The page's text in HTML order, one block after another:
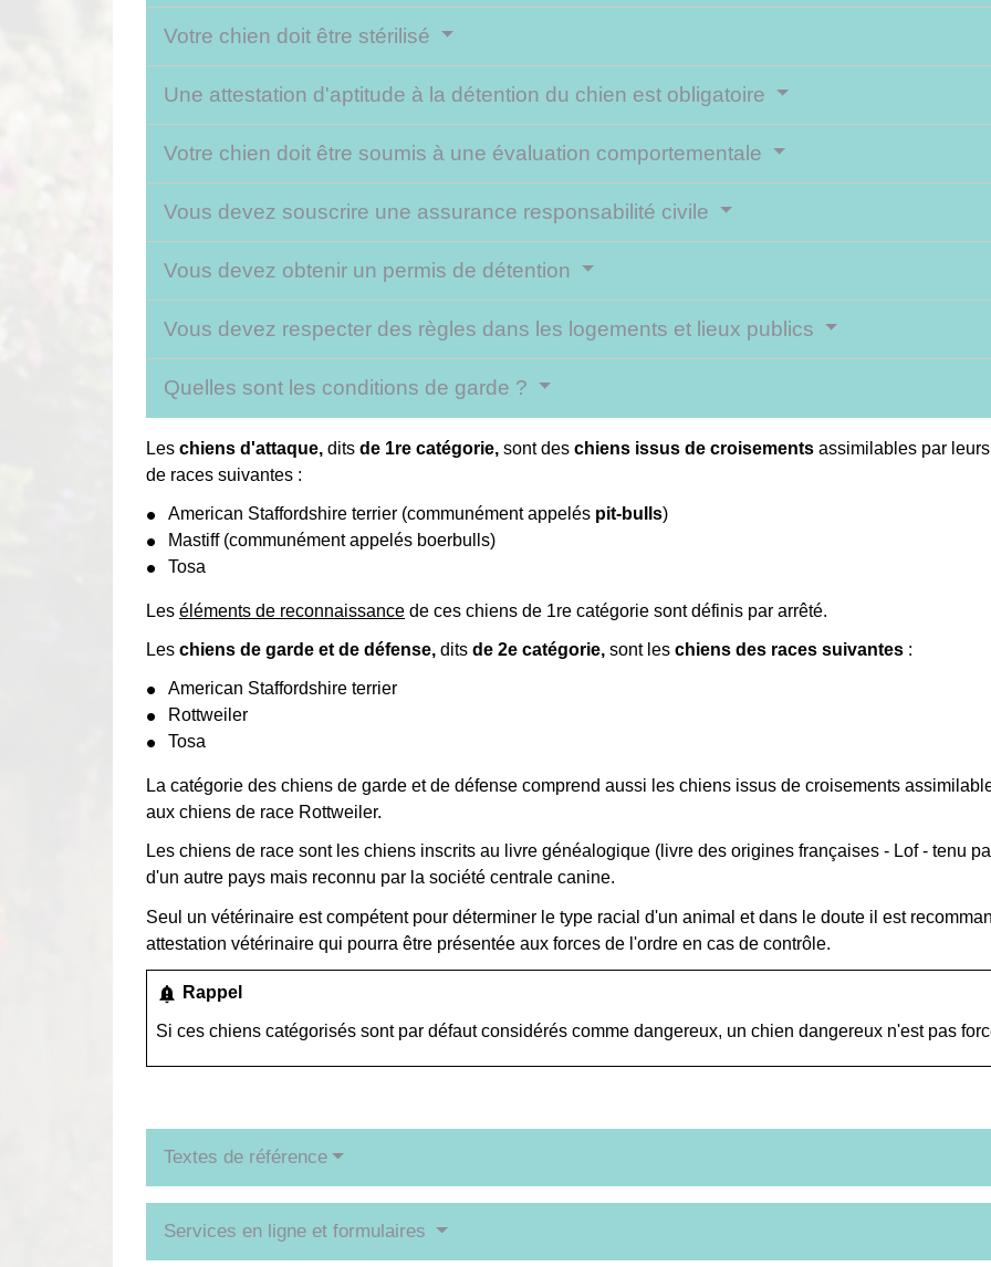
Votre chien doit être stérilisé
Une attestation d'aptitude à la détention du chien est obligatoire
Votre chien doit être soumis à une évaluation comportementale
Vous devez souscrire une assurance responsabilité civile
Vous devez obtenir un permis de détention
Vous devez respecter des règles dans les logements et lieux publics
Quelles sont les conditions de garde ?
Les chiens d'attaque, dits de 1re catégorie, sont des chiens issus de croisements assimilables par
de races suivantes :
American Staffordshire terrier (communément appelés pit-bulls)
Mastiff (communément appelés boerbulls)
Tosa
Les éléments de reconnaissance de ces chiens de 1re catégorie sont définis par arrêté.
Les chiens de garde et de défense, dits de 2e catégorie, sont les chiens des races suivantes :
American Staffordshire terrier
Rottweiler
Tosa
La catégorie des chiens de garde et de défense comprend aussi les chiens issus de croisements
aux chiens de race Rottweiler.
Les chiens de race sont les chiens inscrits au livre généalogique (livre des origines françaises - Lof - tenu
d'un autre pays mais reconnu par la société centrale canine.
Seul un vétérinaire est compétent pour déterminer le type racial d'un animal et dans le doute il est
attestation vétérinaire qui pourra être présentée aux forces de l'ordre en cas de contrôle.
notification_important Rappel
Si ces chiens catégorisés sont par défaut considérés comme dangereux, un chien dangereux n'est pas
Textes de référence
Services en ligne et formulaires